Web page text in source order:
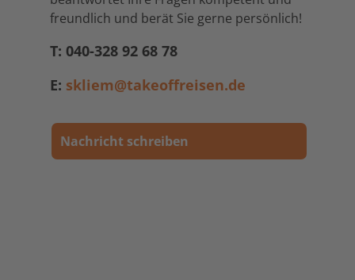
freundlich und berät Sie gerne persönlich!
T: 040-328 92 68 78
E: skliem@takeoffreisen.de
Nachricht schreiben